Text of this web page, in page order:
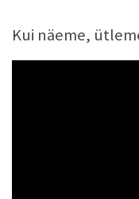
Kui näeme,